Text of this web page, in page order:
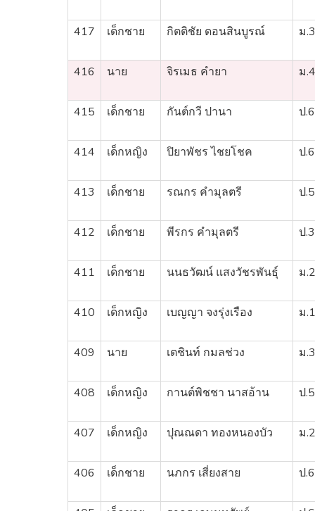
417 เด็กชาย กิตติชัย ดอนสินบูรณ์ ม.3
416 นาย จิรเมธ คำยา ม.4
415 เด็กชาย กันต์กวี ปานา ป.6
414 เด็กหญิง ปิยาพัชร ไชยโชค ป.6
413 เด็กชาย รณกร คำมุลตรี ป.5
412 เด็กชาย พีรกร คำมุลตรี ป.3
411 เด็กชาย นนธวัฒน์ แสงวัชรพันธุ์ ม.2
410 เด็กหญิง เบญญา จงรุ่งเรือง ม.1
409 นาย เตชินท์ กมลช่วง ม.3
408 เด็กหญิง กานต์พิชชา นาสอ้าน ป.5
407 เด็กหญิง ปุณณดา ทองหนองบัว ม.2
406 เด็กชาย นภกร เสี่ยงสาย ป.6